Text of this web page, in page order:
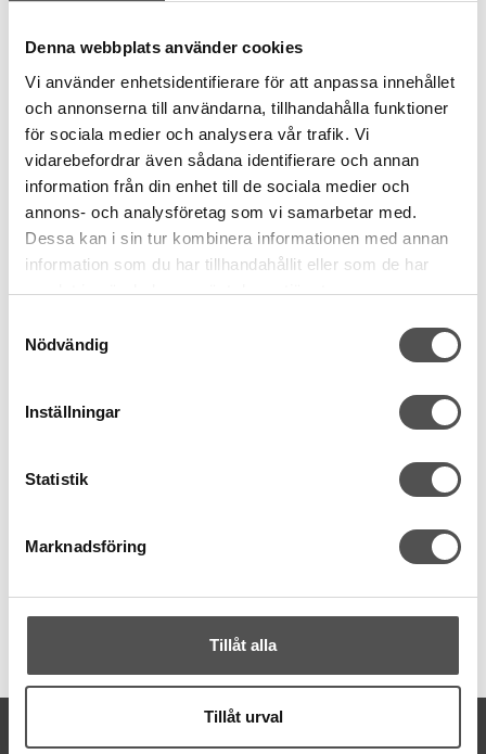
Denna webbplats använder cookies
Vi använder enhetsidentifierare för att anpassa innehållet
och annonserna till användarna, tillhandahålla funktioner
för sociala medier och analysera vår trafik. Vi
vidarebefordrar även sådana identifierare och annan
information från din enhet till de sociala medier och
annons- och analysföretag som vi samarbetar med.
Dessa kan i sin tur kombinera informationen med annan
information som du har tillhandahållit eller som de har
samlat in när du har använt deras tjänster.
Nödvändig
Inställningar
Statistik
Marknadsföring
Tillåt alla
Tillåt urval
Längre nålsöga
67 kr
KÖP